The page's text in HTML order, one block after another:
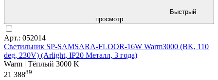
Быстрый
просмотр
Арт.: 052014
Светильник SP-SAMSARA-FLOOR-16W Warm3000 (BK, 110
deg, 230V) (Arlight, IP20 Металл, 3 года)
Warm | Тёплый 3000 K
21 38889